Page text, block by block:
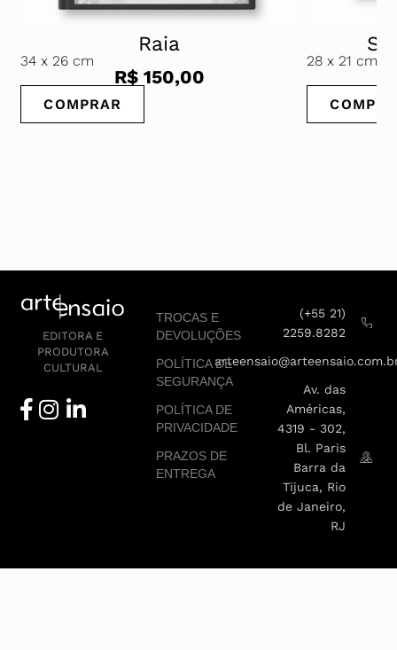
Raia
34 x 26 cm
R$150,00
COMPRAR
28 x 21 cm
EDITORA E
PRODUTORA
CULTURAL
TROCAS E
DEVOLUÇÕES
POLÍTICA DE
SEGURANÇA
POLÍTICA DE
PRIVACIDADE
PRAZOS DE
ENTREGA
(+55 21)
2259.8282
Av. das
Américas,
4319 - 302,
Bl. Paris
Barra da
Tijuca, Rio
de Janeiro,
RJ